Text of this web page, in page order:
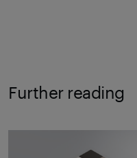
Further reading